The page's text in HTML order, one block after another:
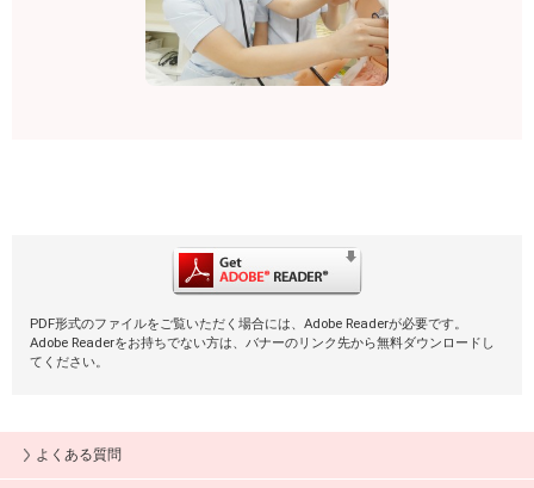
PDF形式のファイルをご覧いただく場合には、Adobe Readerが必要です。
Adobe Readerをお持ちでない方は、バナーのリンク先から無料ダウンロードし
てください。
よくある質問